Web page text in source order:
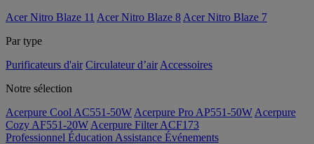
Acer Nitro Blaze 11 Acer Nitro Blaze 8 Acer Nitro Blaze 7
Par type
Purificateurs d'air Circulateur d’air Accessoires
Notre sélection
Acerpure Cool AC551-50W Acerpure Pro AP551-50W Acerpure
Cozy AF551-20W Acerpure Filter ACF173
Professionnel Éducation Assistance Événements